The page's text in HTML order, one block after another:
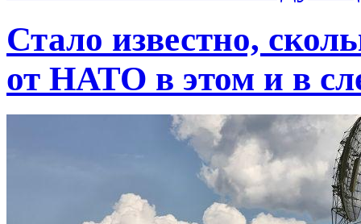
Стало известно,
от НАТО в этом и в